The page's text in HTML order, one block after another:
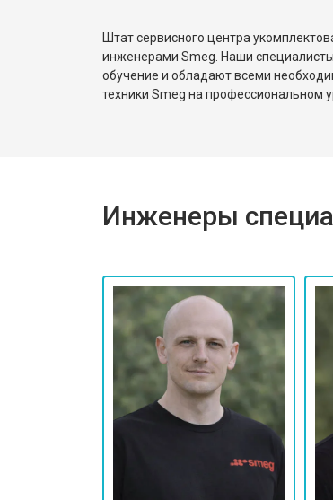
Штат сервисного центра
инженерами Smeg. Наши
обучение и обладают всеми
техники Smeg на профессиональном
Инженеры